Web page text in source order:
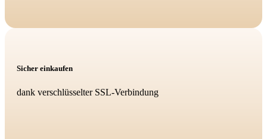
Sicher einkaufen
dank verschlüsselter SSL-Verbindung